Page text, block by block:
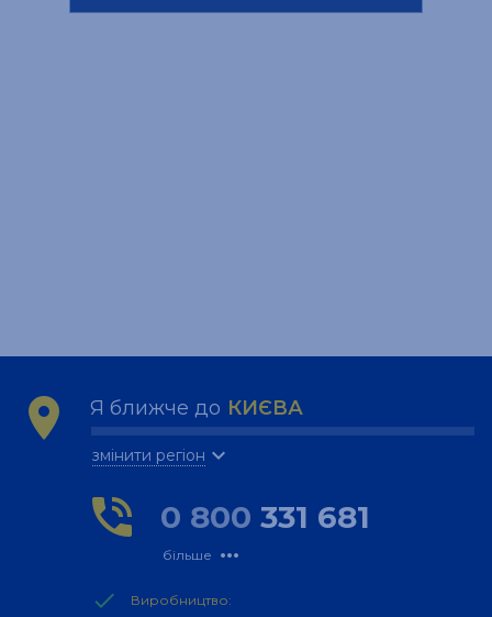
zoom_in
location_on Я ближче до КИЄВА
змінити регіон expand_more
phone_in_talk 0 800 331 681
більше more_horiz
done
Виробництво: